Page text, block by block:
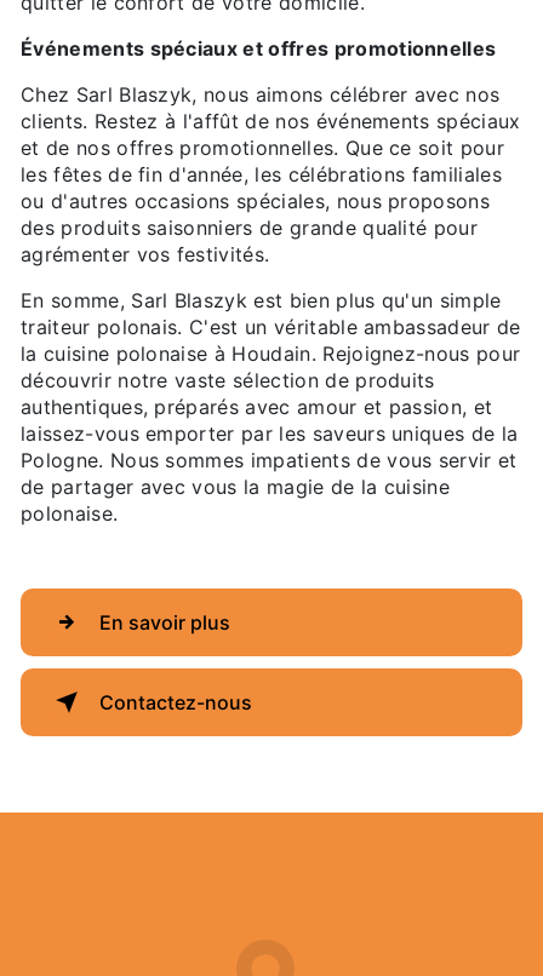
Événements spéciaux et offres promotionnelles
Chez Sarl Blaszyk, nous aimons célébrer avec nos
clients. Restez à l'affût de nos événements spéciaux
et de nos offres promotionnelles. Que ce soit pour
les fêtes de fin d'année, les célébrations familiales
ou d'autres occasions spéciales, nous proposons
des produits saisonniers de grande qualité pour
agrémenter vos festivités.
En somme, Sarl Blaszyk est bien plus qu'un simple
traiteur polonais. C'est un véritable ambassadeur de
la cuisine polonaise à Houdain. Rejoignez-nous pour
découvrir notre vaste sélection de produits
authentiques, préparés avec amour et passion, et
laissez-vous emporter par les saveurs uniques de la
Pologne. Nous sommes impatients de vous servir et
de partager avec vous la magie de la cuisine
polonaise.
En savoir plus
Contactez-nous